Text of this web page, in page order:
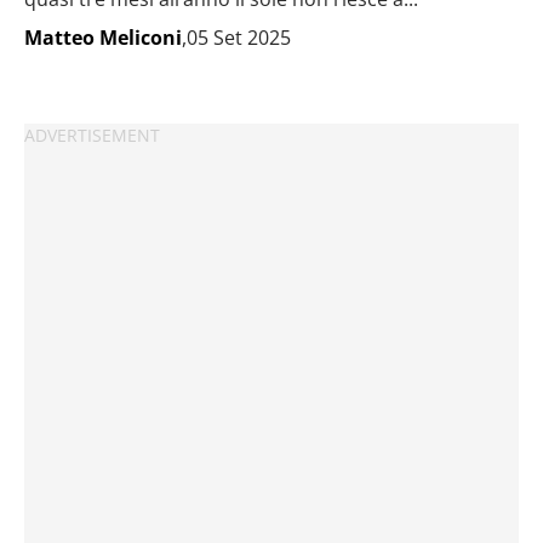
Matteo Meliconi,05 Set 2025